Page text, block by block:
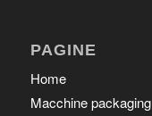
PAGINE
Home
Macchine packaging